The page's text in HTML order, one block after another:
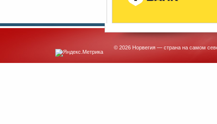
© 2026 Норвегия — страна на самом